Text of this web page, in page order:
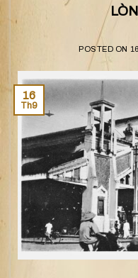
POSTED ON
16
Th9